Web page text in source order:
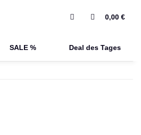
0,00 €
SALE % Deal des Tages